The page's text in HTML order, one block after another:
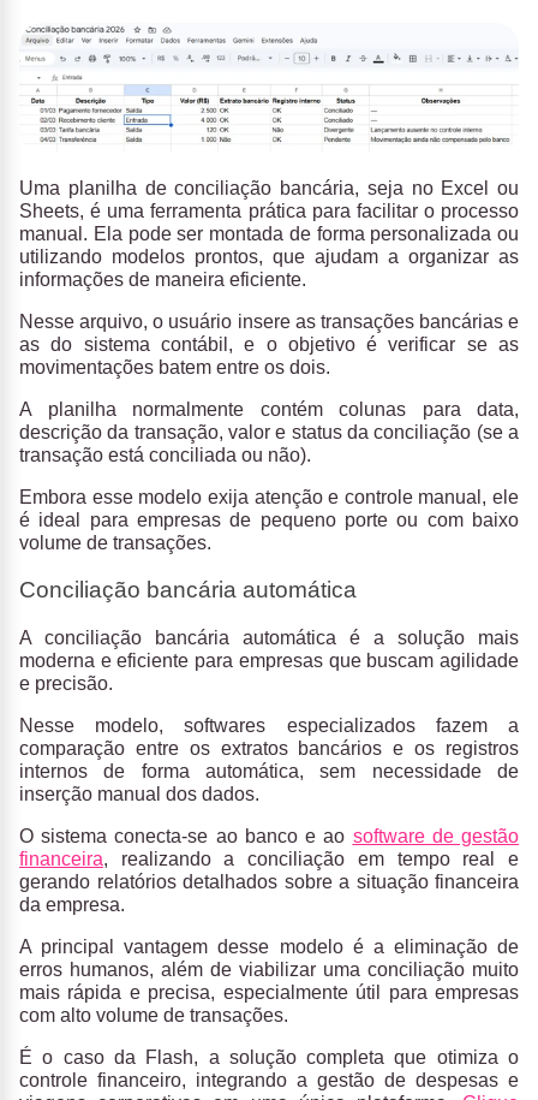
Uma planilha de conciliação bancária, seja no Excel ou
Sheets, é umaferramenta prática para facilitar o processo
manual. Ela pode ser montada de forma personalizada ou
utilizando modelos prontos, que ajudam a organizar as
informações de maneira eficiente.
Nesse arquivo, o usuário insere as transações bancárias e
as do sistema contábil, e o objetivo é verificar se as
movimentações batem entre os dois.
A planilha normalmente contém colunas para data,
descrição da transação, valor e status da conciliação (se a
transação está conciliada ou não).
Embora esse modelo exija atenção e controle manual, ele
é ideal para empresas de pequeno porte ou com baixo
volume de transações.
Conciliação bancária automática
A conciliação bancária automática é a solução mais
moderna e eficiente para empresas que buscam agilidade
e precisão.
Nesse modelo,softwares especializadosfazem a
comparação entre os extratos bancários e os registros
internos de forma automática, sem necessidade de
inserção manual dos dados.
O sistema conecta-se ao banco e ao software de gestão
financeira, realizando a conciliação em tempo real e
gerando relatórios detalhados sobre a situação financeira
da empresa.
A principal vantagem desse modelo é a eliminação de
erros humanos, além de viabilizar uma conciliação muito
mais rápida e precisa, especialmente útil para empresas
com alto volume de transações.
É o caso da Flash, a solução completaque otimiza o
controle financeiro, integrando a gestão de despesas e